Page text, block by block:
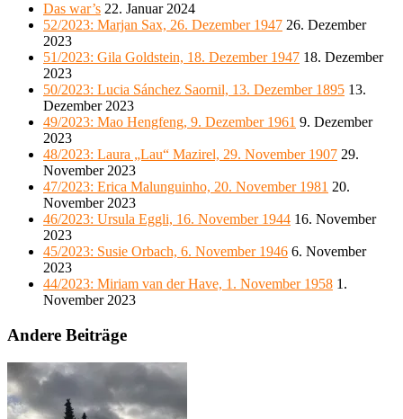
Das war’s 22. Januar 2024
52/2023: Marjan Sax, 26. Dezember 1947 26. Dezember
2023
51/2023: Gila Goldstein, 18. Dezember 1947 18. Dezember
2023
50/2023: Lucia Sánchez Saornil, 13. Dezember 1895 13.
Dezember 2023
49/2023: Mao Hengfeng, 9. Dezember 1961 9. Dezember
2023
48/2023: Laura „Lau“ Mazirel, 29. November 1907 29.
November 2023
47/2023: Erica Malunguinho, 20. November 1981 20.
November 2023
46/2023: Ursula Eggli, 16. November 1944 16. November
2023
45/2023: Susie Orbach, 6. November 1946 6. November
2023
44/2023: Miriam van der Have, 1. November 1958 1.
November 2023
Andere Beiträge